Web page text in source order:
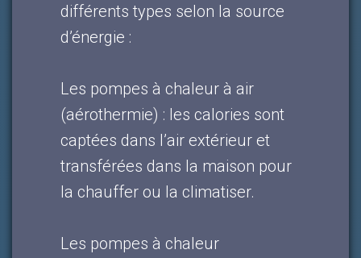
différents types selon la source
d’énergie :
Les pompes à chaleur à air
(aérothermie) : les calories sont
captées dans l’air extérieur et
transférées dans la maison pour
la chauffer ou la climatiser.
Les pompes à chaleur